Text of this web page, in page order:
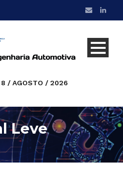
8 / AGOSTO / 2026
Leve